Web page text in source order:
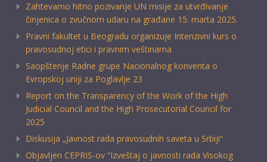
Zahtevamo hitno pozivanje UN misije za utvrđivanje
činjenica o zvučnom udaru na građane 15. marta 2025.
Pravni fakultet u Beogradu organizuje Intenzivni kurs o
pravosudnoj etici i pravnim veštinama
Saopštenje Radne grupe Nacionalnog konventa o
Evropskoj uniji za Poglavlje 23
Report on the Transparency of the Work of the High
Judicial Council and the High Prosecutorial Council for
2025
Diskusija „Javnost rada pravosudnih saveta u Srbiji“
Objavljen CEPRIS-ov “Izveštaj o javnosti rada Visokog